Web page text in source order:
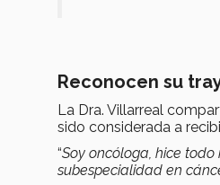
Reconocen su
La Dra. Villarreal
sido considerada a
“Soy oncóloga, hice
subespecialidad en